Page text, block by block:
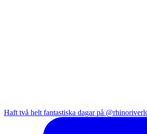
Haft två helt fantastiska dagar på